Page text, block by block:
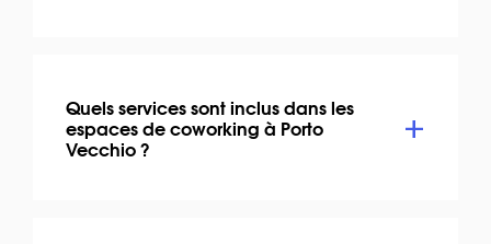
Quels services sont inclus dans les
espaces de coworking à Porto
Vecchio ?